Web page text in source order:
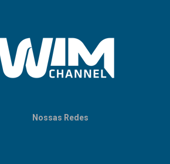
Nossas Redes